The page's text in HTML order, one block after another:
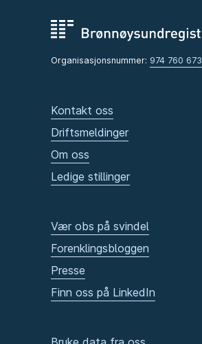
Organisasjonsnummer: 974 760 673
Kontakt oss
Driftsmeldinger
Om oss
Ledige stillinger
Vær obs på svindel
Forenklingsbloggen
Presse
Finn oss på LinkedIn